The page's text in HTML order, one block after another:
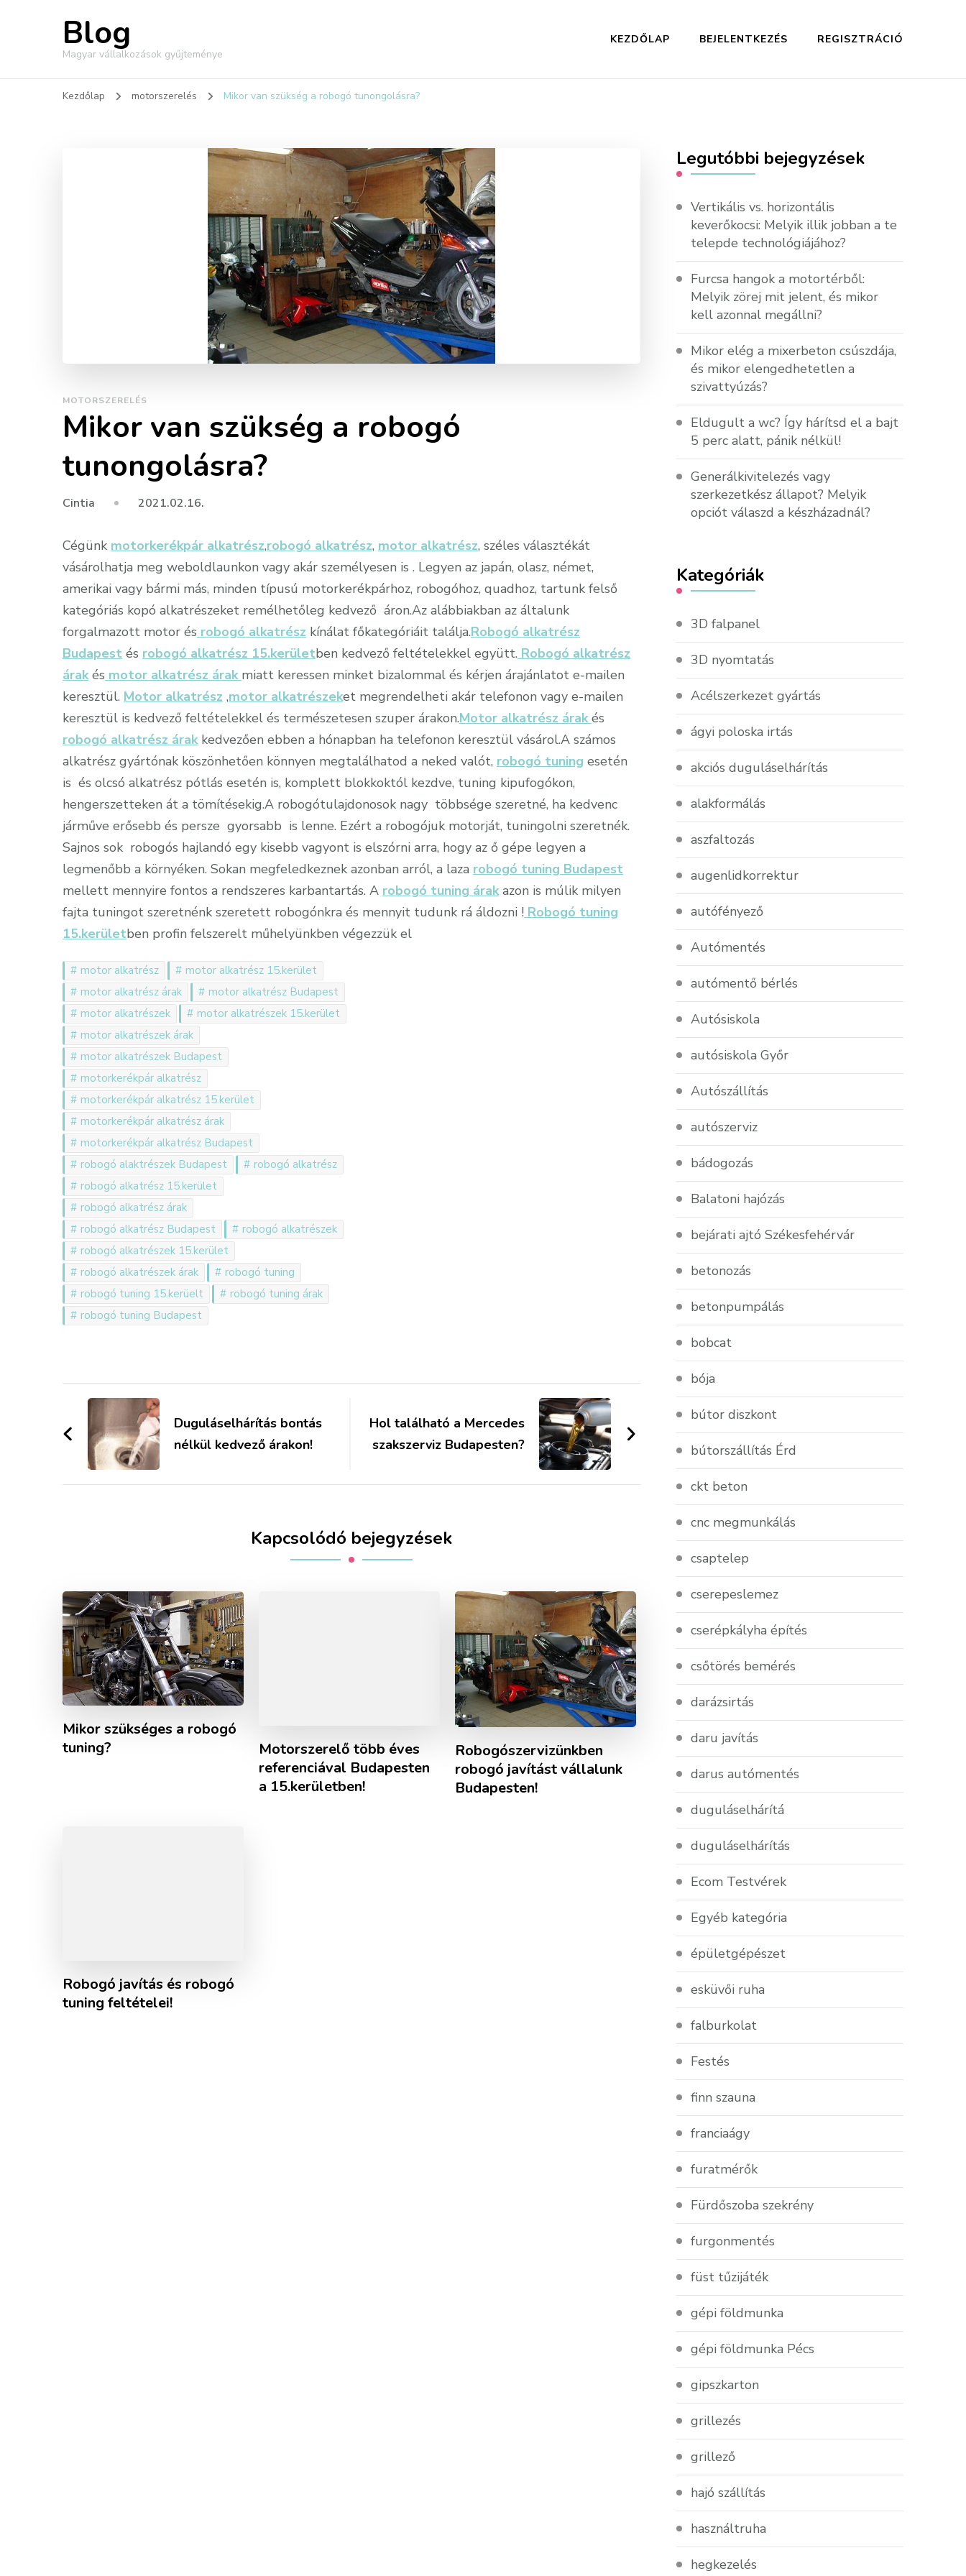
Blog
Magyar vállalkozások gyűjteménye
KEZDŐLAP BEJELENTKEZÉS REGISZTRÁCIÓ
Kezdőlap motorszerelés Mikor van szükség a robogó tunongolásra?
MOTORSZERELÉS
Mikor van szükség a robogó
tunongolásra?
Cintia 2021.02.16.
Cégünk motorkerékpár alkatrész,robogó alkatrész, motor alkatrész, széles választékát
vásárolhatja meg weboldlaunkon vagy akár személyesen is . Legyen az japán, olasz, német,
amerikai vagy bármi más, minden típusú motorkerékpárhoz, robogóhoz, quadhoz, tartunk felső
kategóriás kopó alkatrészeket remélhetőleg kedvező áron.Az alábbiakban az általunk
forgalmazott motor és robogó alkatrész kínálat főkategóriáit találja.Robogó alkatrész
Budapest és robogó alkatrész 15.kerületben kedvező feltételekkel együtt. Robogó alkatrész
árakés motor alkatrész árak miatt keressen minket bizalommal és kérjen árajánlatot e-mailen
keresztül. Motor alkatrész ,motor alkatrészeket megrendelheti akár telefonon vagy e-mailen
keresztül is kedvező feltételekkel és természetesen szuper árakon.Motor alkatrész árak és
robogó alkatrész árakkedvezően ebben a hónapban ha telefonon keresztül vásárol.A számos
alkatrész gyártónak köszönhetően könnyen megtalálhatod a neked valót, robogó tuning esetén
is és olcsó alkatrész pótlás esetén is, komplett blokkoktól kezdve, tuning kipufogókon,
hengerszetteken át a tömítésekig.A robogótulajdonosok nagy többsége szeretné, ha kedvenc
járműve erősebb és persze gyorsabb is lenne. Ezért a robogójuk motorját, tuningolni szeretnék.
Sajnos sok robogós hajlandó egy kisebb vagyont is elszórni arra, hogy az ő gépe legyen a
legmenőbb a környéken. Sokan megfeledkeznek azonban arról, a laza robogó tuning Budapest
mellett mennyire fontos a rendszeres karbantartás. A robogó tuning árakazon is múlik milyen
fajta tuningot szeretnénk szeretett robogónkra és mennyit tudunk rá áldozni ! Robogó tuning
15.kerületben profin felszerelt műhelyünkben végezzük el
motor alkatrész
motor alkatrész 15.kerület
motor alkatrész árak
motor alkatrész Budapest
motor alkatrészek
motor alkatrészek 15.kerület
motor alkatrészek árak
motor alkatrészek Budapest
motorkerékpár alkatrész
motorkerékpár alkatrész 15.kerület
motorkerékpár alkatrész árak
motorkerékpár alkatrész Budapest
robogó alaktrészek Budapest
robogó alkatrész
robogó alkatrész 15.kerület
robogó alkatrész árak
robogó alkatrész Budapest
robogó alkatrészek
robogó alkatrészek 15.kerület
robogó alkatrészek árak
robogó tuning
robogó tuning 15.kerüelt
robogó tuning árak
robogó tuning Budapest
Bejegyzések
navigációjaDuguláselhárítás bontás
nélkül kedvező árakon!
Hol található a Mercedes
szakszerviz Budapesten?
Kapcsolódó bejegyzések
Mikor szükséges a robogó
tuning?
Motorszerelő több éves
referenciával Budapesten
a 15.kerületben!
Robogószervizünkben
robogó javítást vállalunk
Budapesten!
Robogó javítás és robogó
tuning feltételei!
Legutóbbi bejegyzések
Vertikális vs. horizontális
keverőkocsi: Melyik illik jobban a te
telepde technológiájához?
Furcsa hangok a motortérből:
Melyik zörej mit jelent, és mikor
kell azonnal megállni?
Mikor elég a mixerbeton csúszdája,
és mikor elengedhetetlen a
szivattyúzás?
Eldugult a wc? Így hárítsd el a bajt
5 perc alatt, pánik nélkül!
Generálkivitelezés vagy
szerkezetkész állapot? Melyik
opciót válaszd a készházadnál?
Kategóriák
3D falpanel
3D nyomtatás
Acélszerkezet gyártás
ágyi poloska irtás
akciós duguláselhárítás
alakformálás
aszfaltozás
augenlidkorrektur
autófényező
Autómentés
autómentő bérlés
Autósiskola
autósiskola Győr
Autószállítás
autószerviz
bádogozás
Balatoni hajózás
bejárati ajtó Székesfehérvár
betonozás
betonpumpálás
bobcat
bója
bútor diszkont
bútorszállítás Érd
ckt beton
cnc megmunkálás
csaptelep
cserepeslemez
cserépkályha építés
csőtörés bemérés
darázsirtás
daru javítás
darus autómentés
duguláselhárítá
duguláselhárítás
Ecom Testvérek
Egyéb kategória
épületgépészet
esküvői ruha
falburkolat
Festés
finn szauna
franciaágy
furatmérők
Fürdőszoba szekrény
furgonmentés
füst tűzijáték
gépi földmunka
gépi földmunka Pécs
gipszkarton
grillezés
grillező
hajó szállítás
használtruha
hegkezelés